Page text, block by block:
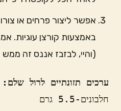
אפשר ליצור פרחים או
באמצעות קורצן עוגיות.
(והיי, לבזבז אננס זה ממש
ערכים תזונתיים לרול שלם: